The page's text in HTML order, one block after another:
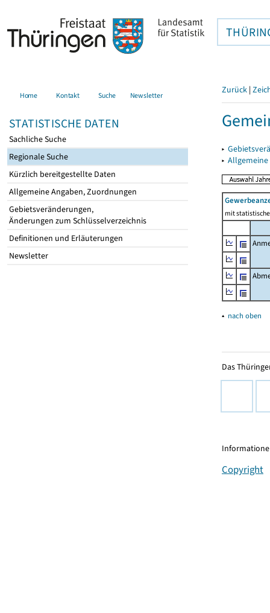
Home Kontakt Suche Newsletter
STATISTISCHE DATEN
Sachliche Suche
Regionale Suche
Kürzlich bereitgestellte Daten
Allgemeine Angaben, Zuordnungen
Gebietsveränderungen,
Änderungen zum Schlüsselverzeichnis
Definitionen und Erläuterungen
Newsletter
Zurück |
▸
▸
mit
▴ nach oben
Das
Copyright